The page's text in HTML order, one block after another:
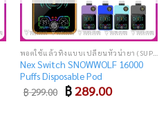
Nex Switch SNOWWOLF 16000
Puffs Disposable Pod
฿299.00 Original
price
฿289.00Current
price